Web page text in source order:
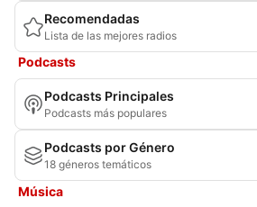
Recomendadas
Lista de las mejores radios
Podcasts
Podcasts Principales
Podcasts más populares
Podcasts por Género
18 géneros temáticos
Música